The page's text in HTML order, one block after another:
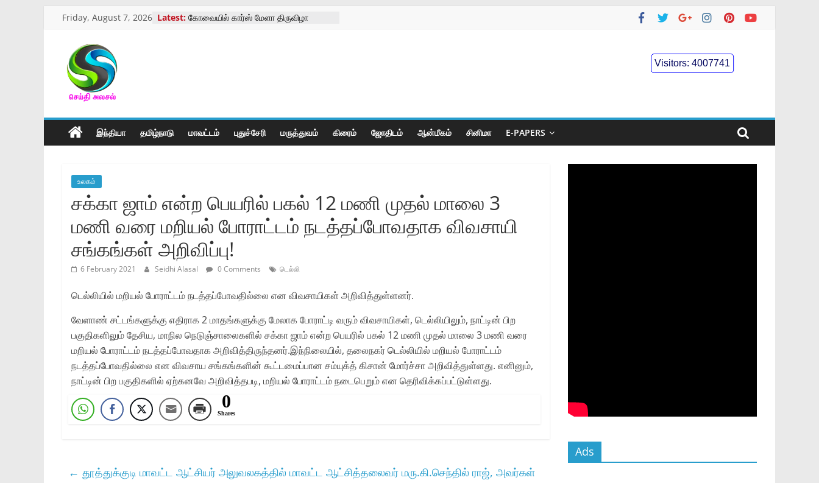
Friday, August 7, 2026 Latest: கோவையில் கார்ஸ் மேளா திருவிழா
கோவையில் பாரா கிரிக்கெட் போட்டிகள்
செய்திஅலசல்
l
Seidhialasal
Tamil
Online
NewsPaper
Visitors:4007741
இந்தியா தமிழ்நாடு மாவட்டம் புதுச்சேரி மருத்துவம் கிரைம் ஜோ‌திட‌ம் ஆன்மீகம் சினிமா E-PAPERS
உலகம்
சக்கா ஜாம் என்ற பெயரில் பகல் 12 மணி முதல் மாலை 3
மணி வரை மறியல் போராட்டம் நடத்தப்போவதாக விவசாயி
சங்கங்கள் அறிவிப்பு!
6 February 2021 Seidhi Alasal 0 Comments டெல்லி
டெல்லியில் மறியல் போராட்டம் நடத்தப்போவதில்லை என விவசாயிகள் அறிவித்துள்ளனர்.
வேளாண் சட்டங்களுக்கு எதிராக 2 மாதங்களுக்கு மேலாக போராட்டி வரும் விவசாயிகள், டெல்லியிலும், நாட்டின் பிற
பகுதிகளிலும் தேசிய, மாநில நெடுஞ்சாலைகளில் சக்கா ஜாம் என்ற பெயரில் பகல் 12 மணி முதல் மாலை 3 மணி வரை
மறியல் போராட்டம் நடத்தப்போவதாக அறிவித்திருந்தனர்.இந்நிலையில், தலைநகர் டெல்லியில் மறியல் போராட்டம்
நடத்தப்போவதில்லை என விவசாய சங்கங்களின் கூட்டமைப்பான சம்யுக்த் கிசான் மோர்ச்சா அறிவித்துள்ளது. எனினும்,
நாட்டின் பிற பகுதிகளில் ஏற்கனவே அறிவித்தபடி, மறியல் போராட்டம் நடைபெறும் என தெரிவிக்கப்பட்டுள்ளது.
0
Shares
← தூத்துக்குடி மாவட்ட ஆட்சியர்‌ அலுவலகத்தில்‌ மாவட்ட ஆட்சித்தலைவர்‌ மரு.கி.செந்தில்‌ ராஜ்‌, அவர்கள்‌
Ads